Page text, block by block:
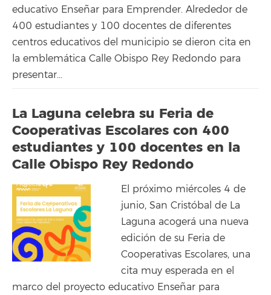
educativo Enseñar para Emprender. Alrededor de
400 estudiantes y 100 docentes de diferentes
centros educativos del municipio se dieron cita en
la emblemática Calle Obispo Rey Redondo para
presentar...
La Laguna celebra su Feria de
Cooperativas Escolares con 400
estudiantes y 100 docentes en la
Calle Obispo Rey Redondo
El próximo miércoles 4 de
junio, San Cristóbal de La
Laguna acogerá una nueva
edición de su Feria de
Cooperativas Escolares, una
cita muy esperada en el
marco del proyecto educativo Enseñar para